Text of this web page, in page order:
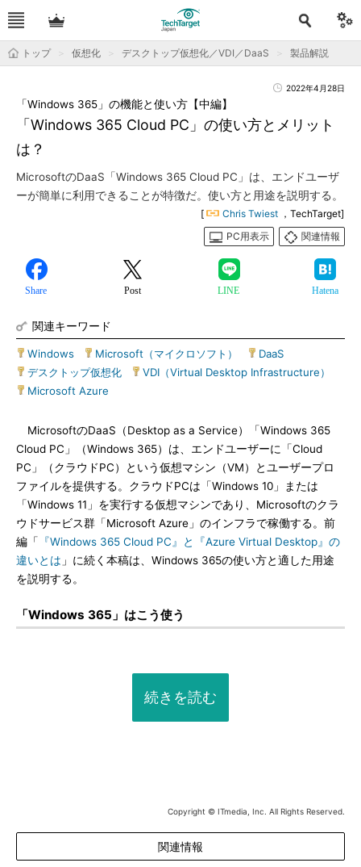
トップ 仮想化 デスクトップ仮想化／VDI／DaaS 製品解説
2022年4月28日
「Windows 365 Cloud PC」の使い方とメリット
は？
「Windows 365」の機能と使い方【中編】
MicrosoftのDaaS「Windows 365 Cloud PC」は、エンドユーザ
ーが簡単に利用できることが特徴だ。使い方と用途を説明する。
[ Chris Twiest ，TechTarget]
PC用表示
関連情報
Share Post LINE Hatena
関連キーワード
Windows Microsoft（マイクロソフト） DaaS
デスクトップ仮想化
VDI（Virtual Desktop Infrastructure）
Microsoft Azure
MicrosoftのDaaS（Desktop as a Service）「Windows 365
Cloud PC」（Windows 365）は、エンドユーザーに「Cloud
PC」（クラウドPC）という仮想マシン（VM）とユーザープロ
ファイルを提供する。クラウドPCは「Windows 10」または
「Windows 11」を実行する仮想マシンであり、Microsoftのクラ
ウドサービス群「Microsoft Azure」のインフラで稼働する。前
編「
『Windows 365 Cloud PC』と『Azure Virtual Desktop』の
違いとは 」に続く本稿は、Windows 365の使い方と適した用途
を説明する。
「Windows 365」はこう使う
続きを読む
Copyright © ITmedia, Inc. All Rights Reserved.
関連情報